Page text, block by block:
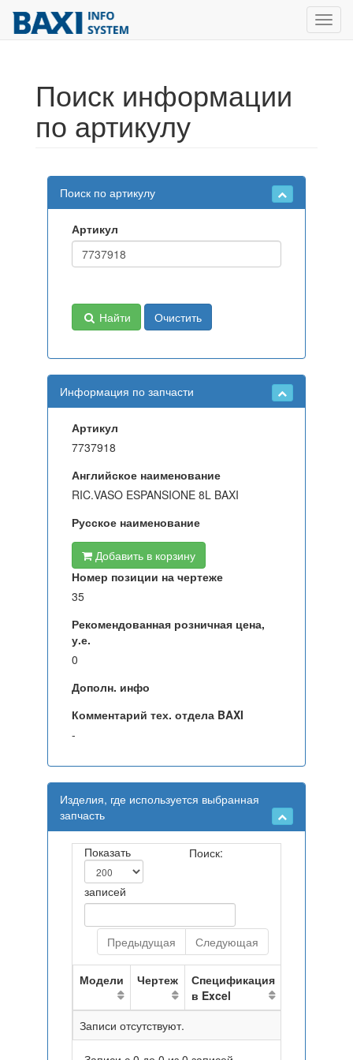
Поиск информации
по артикулу
Поиск по артикулу
Артикул
Найти Очистить
Информация по запчасти
Артикул
7737918
Английское наименование
RIC.VASO ESPANSIONE 8L BAXI
Русское наименование
Добавить в корзину
Номер позиции на чертеже
35
Рекомендованная розничная цена,
у.е.
0
Дополн. инфо
Комментарий тех. отдела BAXI
-
Изделия, где используется выбранная
запчасть
Показать
записей
Поиск:
Предыдущая Следующая
Модели Чертеж
Спецификация
в Excel
Записи отсутствуют.